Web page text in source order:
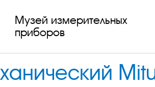
Музей измерительных
приборов